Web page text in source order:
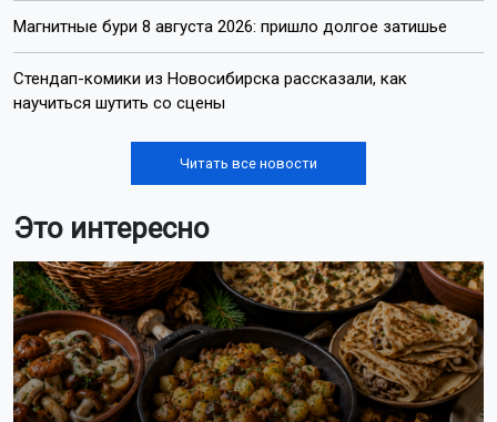
Магнитные бури 8 августа 2026: пришло долгое затишье
Стендап-комики из Новосибирска рассказали, как
научиться шутить со сцены
Читать все новости
Это интересно